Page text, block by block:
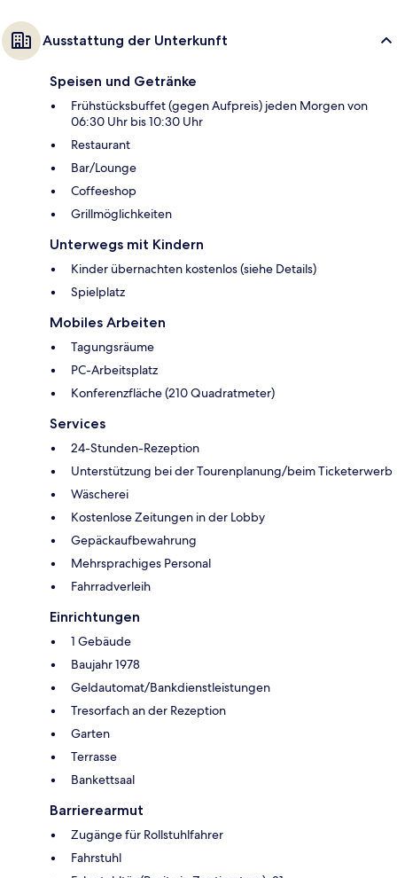
Ausstattung der Unterkunft
Speisen und Getränke
Frühstücksbuffet (gegen Aufpreis) jeden Morgen von
06:30 Uhr bis 10:30 Uhr
Restaurant
Bar/Lounge
Coffeeshop
Grillmöglichkeiten
Unterwegs mit Kindern
Kinder übernachten kostenlos (siehe Details)
Spielplatz
Mobiles Arbeiten
Tagungsräume
PC-Arbeitsplatz
Konferenzfläche (210 Quadratmeter)
Services
24-Stunden-Rezeption
Unterstützung bei der Tourenplanung/beim Ticketerwerb
Wäscherei
Kostenlose Zeitungen in der Lobby
Gepäckaufbewahrung
Mehrsprachiges Personal
Fahrradverleih
Einrichtungen
1 Gebäude
Baujahr 1978
Geldautomat/Bankdienstleistungen
Tresorfach an der Rezeption
Garten
Terrasse
Bankettsaal
Barrierearmut
Zugänge für Rollstuhlfahrer
Fahrstuhl